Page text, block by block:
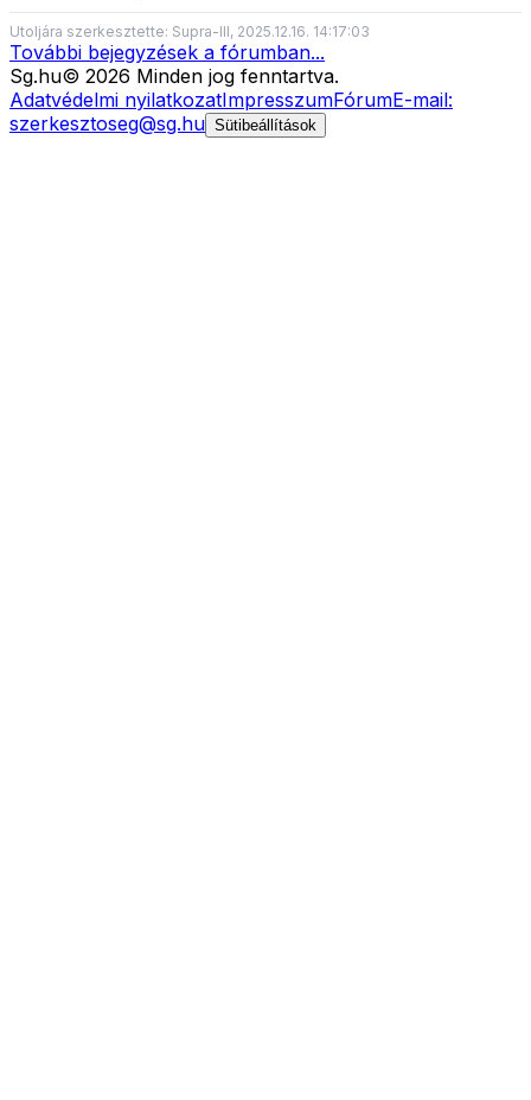
Utoljára szerkesztette: Supra-III, 2025.12.16. 14:17:03
További bejegyzések a fórumban...
Sg.hu© 2026 Minden jog fenntartva.
Adatvédelmi nyilatkozatImpresszumFórumE-mail:
szerkesztoseg@sg.hu Sütibeállítások